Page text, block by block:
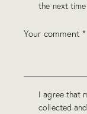
the next
I agree that
collected